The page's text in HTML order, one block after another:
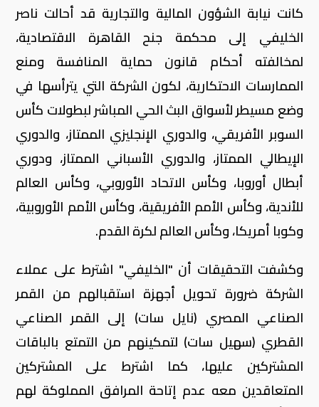
كانت نيابة الشؤون المالية والتجارية قد أحالت ناصر
الخليفي إلى محكمة جنح القاهرة الاقتصادية،
لمخالفته أحكام قانون حماية المنافسة ومنع
الممارسات الاحتكارية، لكون الشركة التي يترأسها في
وضع مسيطر لأسواق البث الحي المباشر لبطولات كأس
السوبر الأفريقي، والدوري الإنجليزي الممتاز، والدوري
الإيطالي الممتاز، والدوري الأسباني الممتاز، ودوري
أبطال أوروبا، وكأس الاتحاد الأوروبي، وكأس العالم
للأندية، وكأس الأمم الأفريقية، وكأس الأمم الأوروبية،
وكوبا أمريكا، وكأس العالم لكرة القدم.
وكشفت التحقيقات أن "الخليفي" اشترط على عملاء
الشركة ضرورة تحويل أجهزة استقبالهم من القمر
الصناعي المصري (نايل سات) إلى القمر الصناعي
القطري (سهيل سات) لتمكينهم من التمتع بالباقات
المشتركين عليها، كما اشترط على المشتركين
المتعاقدين معه عدم إتاحة المرافق المملوكة لهم